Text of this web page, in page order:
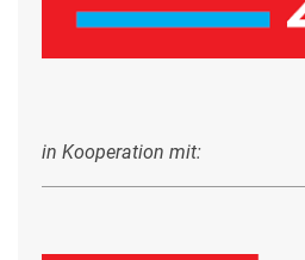
in Kooperation mit: